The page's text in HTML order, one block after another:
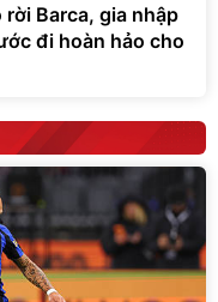
rời Barca, gia nhập
đi hoàn hảo cho